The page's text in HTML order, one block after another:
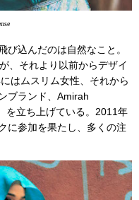
込んだのは自然なこと。
、それより以前からデザイ
はムスリム女性、それから
ブランド、Amirah
を立ち上げている。2011年
に参加を果たし、多くの注